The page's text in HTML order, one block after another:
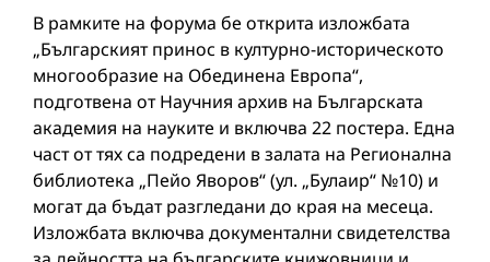
В рамките на форума бе открита изложбата
„Българският принос в културно-историческото
многообразие на Обединена Европа“,
подготвена от Научния архив на Българската
академия на науките и включва 22 постера. Една
част от тях са подредени в залата на Регионална
библиотека „Пейо Яворов“ (ул. „Булаир“ №10) и
могат да бъдат разгледани до края на месеца.
Изложбата включва документални свидетелства